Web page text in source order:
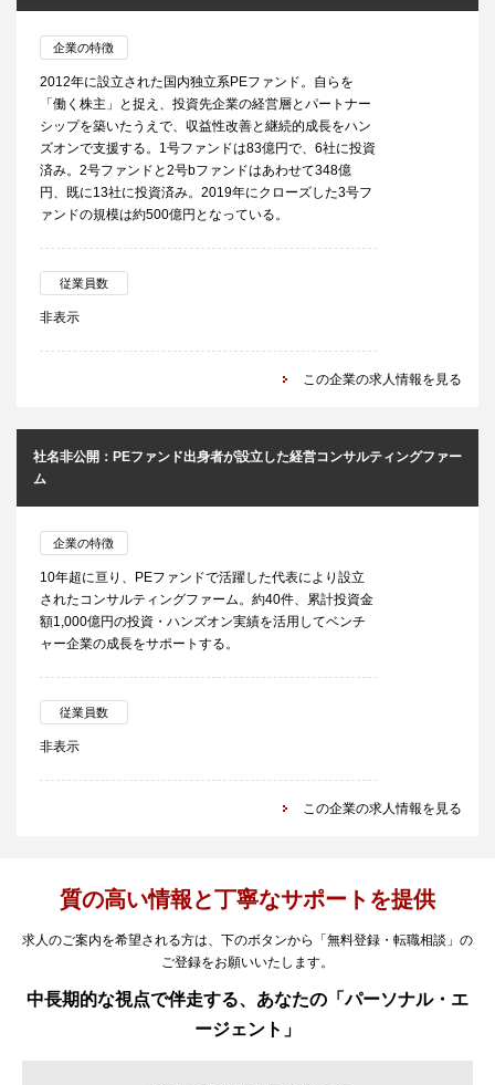
企業の特徴
2012年に設立された国内独立系PEファンド。自らを
「働く株主」と捉え、投資先企業の経営層とパートナー
シップを築いたうえで、収益性改善と継続的成長をハン
ズオンで支援する。1号ファンドは83億円で、6社に投資
済み。2号ファンドと2号bファンドはあわせて348億
円、既に13社に投資済み。2019年にクローズした3号フ
ァンドの規模は約500億円となっている。
従業員数
非表示
この企業の求人情報を見る
社名非公開：PEファンド出身者が設立した経営コンサルティングファー
ム
企業の特徴
10年超に亘り、PEファンドで活躍した代表により設立
されたコンサルティングファーム。約40件、累計投資金
額1,000億円の投資・ハンズオン実績を活用してベンチ
ャー企業の成長をサポートする。
従業員数
非表示
この企業の求人情報を見る
質の高い情報と丁寧なサポートを提供
求人のご案内を希望される方は、下のボタンから「無料登録・転職相談」の
ご登録をお願いいたします。
中長期的な視点で伴走する、あなたの「パーソナル・エ
ージェント」